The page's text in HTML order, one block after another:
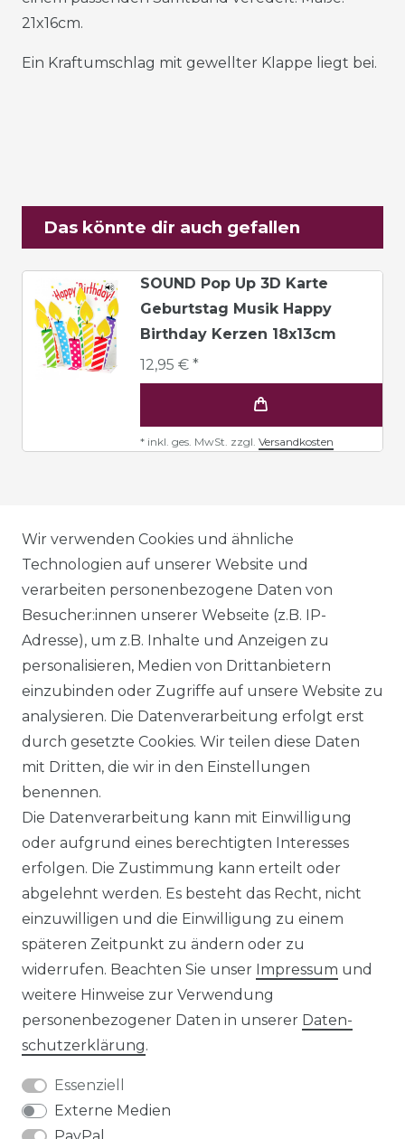
21x16cm.
Ein Kraftumschlag mit gewellter Klappe liegt bei.
Das könnte dir auch gefallen
SOUND Pop Up 3D Karte
Geburtstag Musik Happy
Birthday Kerzen 18x13cm
12,95 € *
* inkl. ges. MwSt. zzgl. Versandkosten
AGB
DATENSCHUTZERKLÄRUNG
WIDERRUFSRECHT
IMPRESSUM
KONTAKT
Unsere Zahlungsmöglichkeiten
Wir versenden mit
Wir verwenden Cookies und ähnliche
Technologien auf unserer Website und
verarbeiten personenbezogene Daten von
Besucher:innen unserer Webseite (z.B. IP-
Adresse), um z.B. Inhalte und Anzeigen zu
personalisieren, Medien von Drittanbietern
einzubinden oder Zugriffe auf unsere Website zu
analysieren. Die Datenverarbeitung erfolgt erst
durch gesetzte Cookies. Wir teilen diese Daten
mit Dritten, die wir in den Einstellungen
benennen.
Die Datenverarbeitung kann mit Einwilligung
oder aufgrund eines berechtigten Interesses
erfolgen. Die Zustimmung kann erteilt oder
abgelehnt werden. Es besteht das Recht, nicht
einzuwilligen und die Einwilligung zu einem
späteren Zeitpunkt zu ändern oder zu
widerrufen. Beachten Sie unser Impressum und
weitere Hinweise zur Verwendung
personenbezogener Daten in unserer Daten­
schutz­erklärung.
Essenziell
Externe Medien